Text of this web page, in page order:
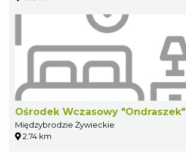
Ośrodek Wczasowy "Ondraszek"
Międzybrodzie Żywieckie
2.74 km